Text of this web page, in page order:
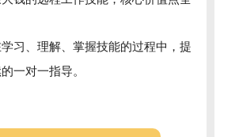
习、理解、掌握技能的过程中，提
一对一指导。